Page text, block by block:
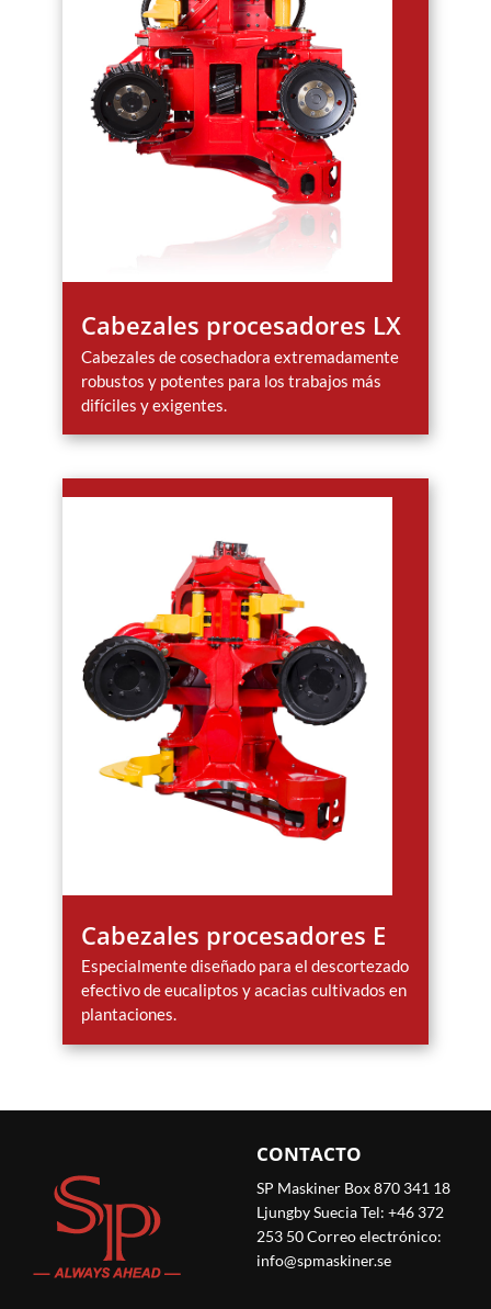
Cabezales procesadores LX
Cabezales de cosechadora extremadamente
robustos y potentes para los trabajos más
difíciles y exigentes.
Cabezales procesadores E
Especialmente diseñado para el descortezado
efectivo de eucaliptos y acacias cultivados en
plantaciones.
CONTACTO
SP Maskiner Box 870 341 18
Ljungby Suecia Tel: +46 372
253 50 Correo electrónico:
info@spmaskiner.se